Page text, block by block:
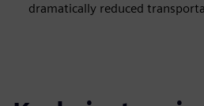
dramatically reduced